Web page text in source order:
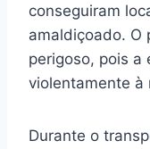
conseguiram
amaldiçoado. O
perigoso, pois a
violentamente à
Durante o